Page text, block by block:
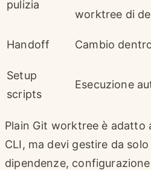
pulizia
worktree di
Handoff Cambio
Setup
scripts
Esecuzione
Plain Git worktree è adatto
CLI, ma devi gestire da
dipendenze, configurazione